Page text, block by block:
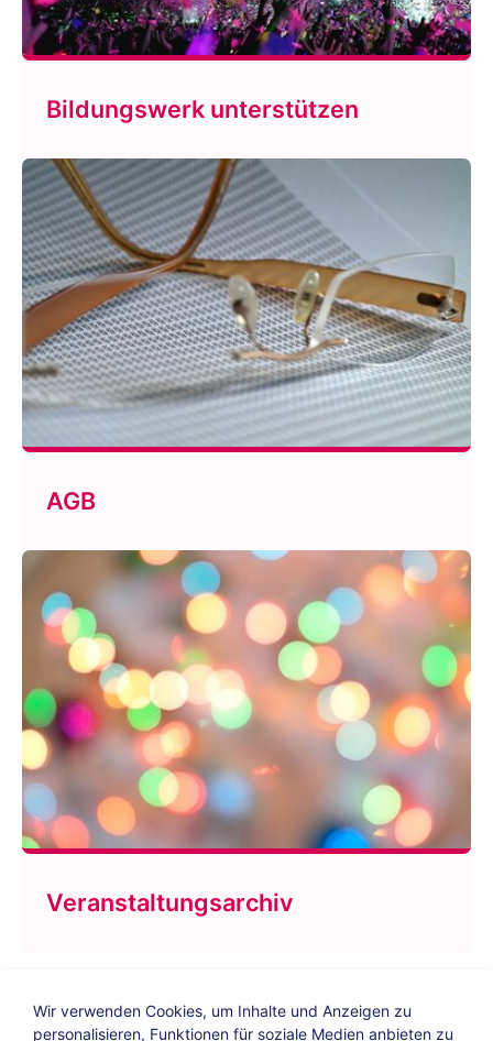
Bildungswerk unterstützen
AGB
Veranstaltungsarchiv
Wir verwenden Cookies, um Inhalte und Anzeigen zu
personalisieren, Funktionen für soziale Medien anbieten zu